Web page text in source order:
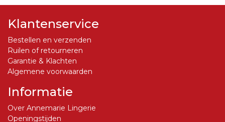
Klantenservice
Bestellen en verzenden
Ruilen of retourneren
Garantie & Klachten
Algemene voorwaarden
Informatie
Over Annemarie Lingerie
Openingstijden